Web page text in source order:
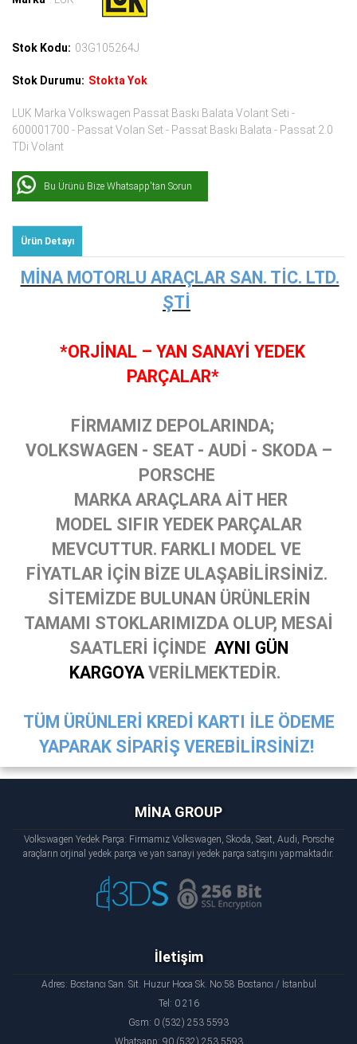
Stok Kodu: 03G105264J
Stok Durumu: Stokta Yok
LUK Marka Volkswagen Passat Baskı Balata Volant Seti -
600001700 - Passat Volan Set - Passat Baskı Balata - Passat 2.0
TDi Volant
Bu Ürünü Bize Whatsapp'tan Sorun
Ürün Detayı
MİNA MOTORLU ARAÇLAR SAN. TİC. LTD.
ŞTİ
*ORJİNAL – YAN SANAYİ YEDEK
PARÇALAR*
FİRMAMIZ DEPOLARINDA;
VOLKSWAGEN - SEAT - AUDİ - SKODA –
PORSCHE
MARKA ARAÇLARA AİT HER
MODEL SIFIR YEDEK PARÇALAR
MEVCUTTUR. FARKLI MODEL VE
FİYATLAR İÇİN BİZE ULAŞABİLİRSİNİZ.
SİTEMİZDE BULUNAN ÜRÜNLERİN
TAMAMI STOKLARIMIZDA OLUP, MESAİ
SAATLERİ İÇİNDE AYNI GÜN
KARGOYA VERİLMEKTEDİR.
TÜM ÜRÜNLERİ KREDİ KARTI İLE ÖDEME
YAPARAK SİPARİŞ VEREBİLİRSİNİZ!
MİNA GROUP
Volkswagen Yedek Parça: Firmamız Volkswagen, Skoda, Seat, Audi, Porsche
araçların orjinal yedek parça ve yan sanayi yedek parça satışını yapmaktadır.
İletişim
Adres: Bostancı San. Sit. Huzur Hoca Sk. No:58 Bostancı / İstanbul
Tel: 0 216
Gsm: 0 (532) 253 5593